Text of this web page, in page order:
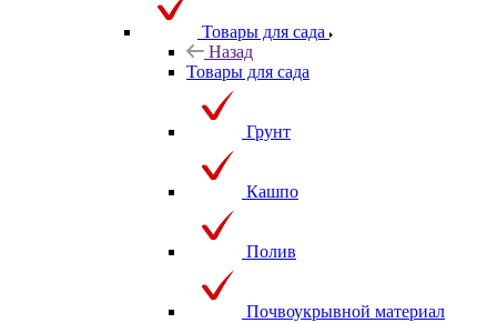
Товары для сада
Назад
Товары для сада
Грунт
Кашпо
Полив
Почвоукрывной материал